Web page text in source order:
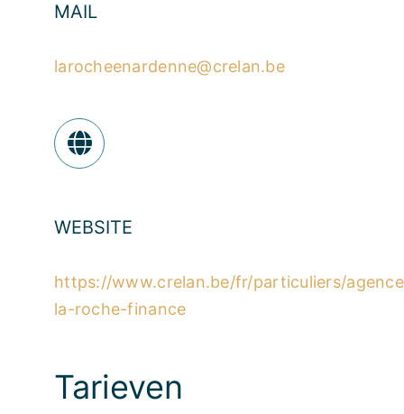
MAIL
larocheenardenne@crelan.be
WEBSITE
https://www.crelan.be/fr/particuliers/
la-roche-finance
Tarieven